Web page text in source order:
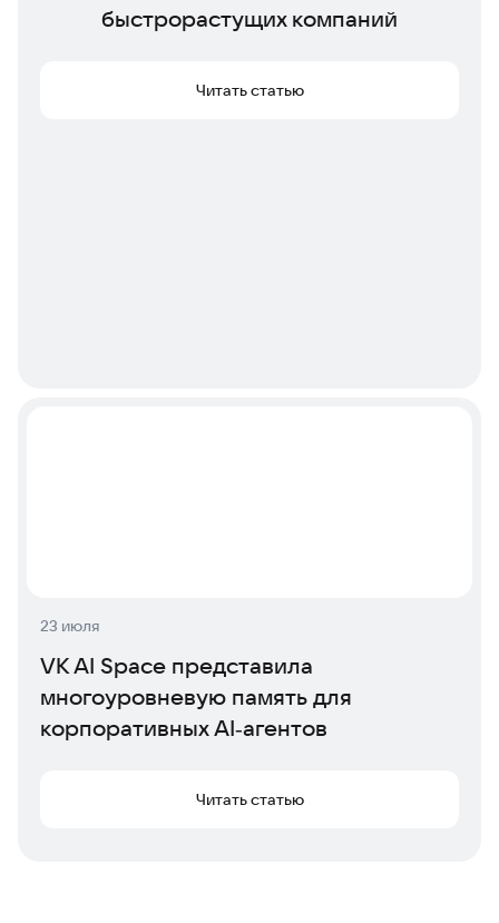
быстрорастущих компаний
Читать статью
23 июля
VK AI Space представила
многоуровневую память для
корпоративных AI‑агентов
Читать статью